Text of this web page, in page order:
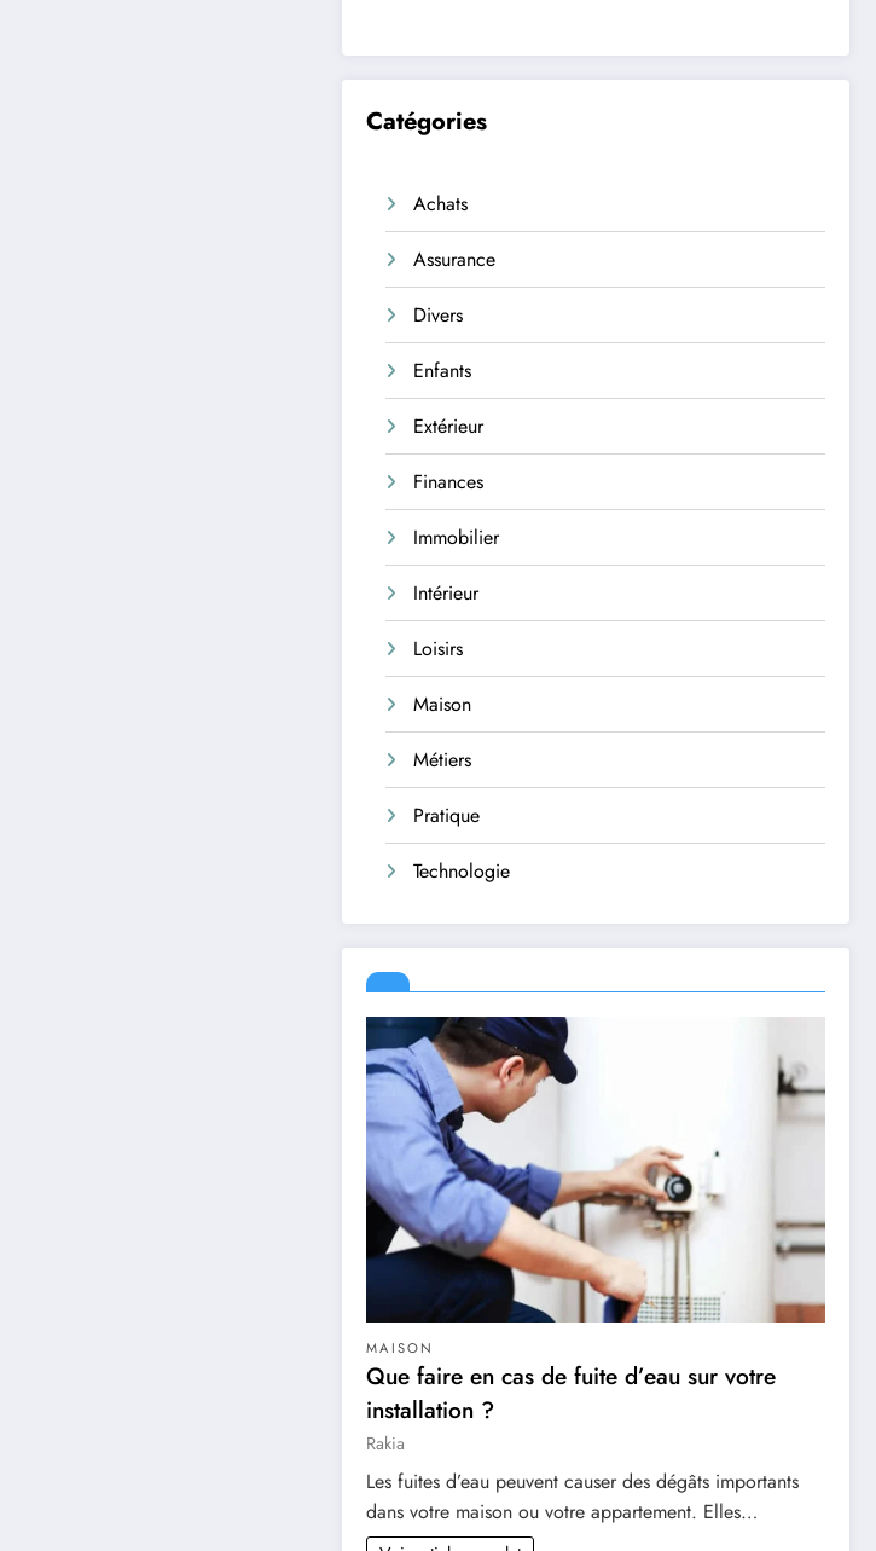
Catégories
Achats
Assurance
Divers
Enfants
Extérieur
Finances
Immobilier
Intérieur
Loisirs
Maison
Métiers
Pratique
Technologie
MAISON
Que faire en cas de fuite d’eau sur votre
installation ?
Rakia
Les fuites d’eau peuvent causer des dégâts importants
dans votre maison ou votre appartement. Elles…